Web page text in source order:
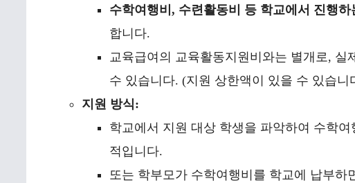
수학여행비, 수련활동비 등 학교에서 진행
합니다.
교육급여의 교육활동지원비와는 별개로,
수 있습니다. (지원 상한액이 있을 수 있습니
지원 방식:
학교에서 지원 대상 학생을 파악하여 수학
적입니다.
또는 학부모가 수학여행비를 학교에 납부